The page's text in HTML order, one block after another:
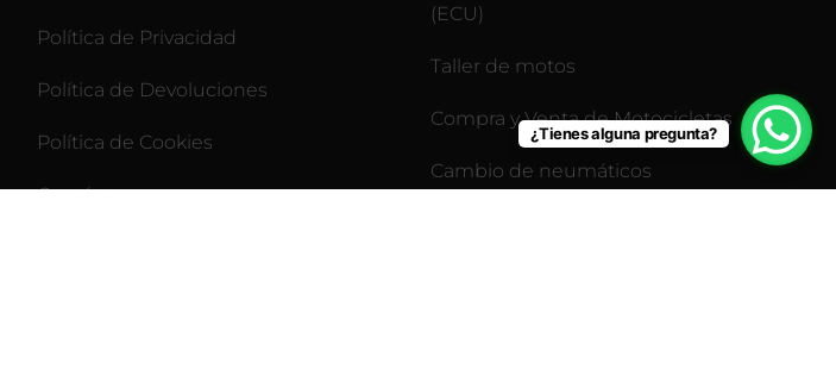
Política de Privacidad
Política de Devoluciones
Política de Cookies
Contáctenos
(ECU)
Taller de motos
Compra y Venta de Motocicletas
Cambio de neumáticos
¿Tienes alguna pregunta?